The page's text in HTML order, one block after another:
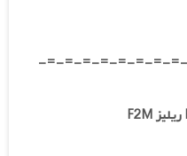
-=-=-=-=-=-=-=-